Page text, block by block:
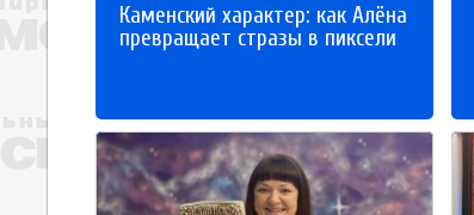
Каменский характер: как Алёна
превращает стразы в пиксели